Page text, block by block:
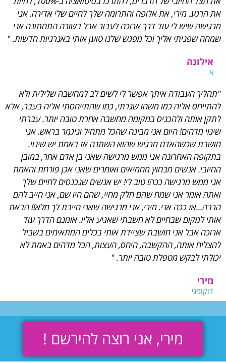
את הרגע. מירי, את אלופה והתרומה שלך לחיים שלי אדירה. אני
מרגישה שיש לי עוד דרך ארוכה לעבור אבל בשורה התחתונה אני
שמחה שפניתי אליך וכל מפגש שלנו טוען אותי באנרגיות חדשות. "
אילונה
א
"תהליך העבודה איתך אפשר לי לשים לב למחשבה שלילית ולא
להתייחס אליה כמו משהו שגרתי, כמו שהתייחסתי אליה בעבר, אלא
לתקן אותה ולהכניס במקומה מחשבה אחרת טובה יותר. עברתי
שינוי מדהים! היום אני מבינה שהכל מתחיל וניגמר בראש. אני
חושבת שכשהאדם מרגיש שהוא השתנה אז באמת יש שינוי.
בתקופה האחרונה אני ממש מרגישה שאני בן אדם אחר, במובן
החיובי. אנשים מבחוץ מחמיאים ואומרים שאני אכן פורחת והאמת
אני ממש מרגישה ככה! טוב לי! יש אנשים שנכנסים לחיים שלך
ואתה אומר אני שמח שהם חלק מחיי, שהם היו שם, אני חייב להם
הרבה...אז ככה אני. מירי, אני מרגישה שאני חייבת לך מלא!! הבאת
אותי למקום שבחיים לא חשבתי שאגיע אליו. אומנם הדרך עוד
ארוכה אבל אני חושבת שציידת אותי בכלים המתאימים בשביל
להצליח אותה, ההקשבה, היחס, העצות, הכל מדהים באמת לא
יכולתי לבקש מטפלת טובה יותר. "
מירי
דוקומגי
מירי, אני רוצה להירשם !